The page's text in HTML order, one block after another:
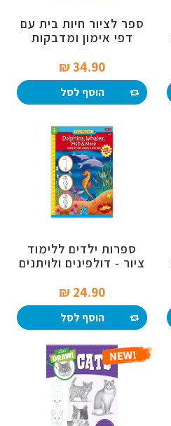
ספר לציור חיות בית עם
דפי אימון ומדבקות
34.90 ₪‎
הוסף לסל
ספרות ילדים ללימוד
ציור - דולפינים ולויתנים
24.90 ₪‎
הוסף לסל